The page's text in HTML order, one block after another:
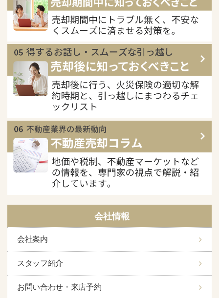
会社情報
会社案内
スタッフ紹介
お問い合わせ・来店予約